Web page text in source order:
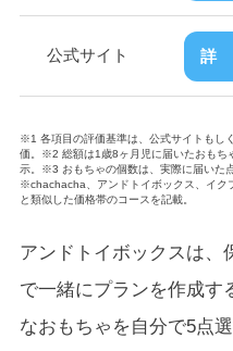
公式サイト 詳
※1 各項目の評価基準は、公式サイトもし
価。※2 総額は1歳8ヶ月児に届いたおもち
示。※3 おもちゃの個数は、実際に届いた
※chachacha、アンドトイボックス、イク
と類似した価格帯のコースを記載。
アンドトイボックスは、
で一緒にプランを作成す
なおもちゃを自分で5点